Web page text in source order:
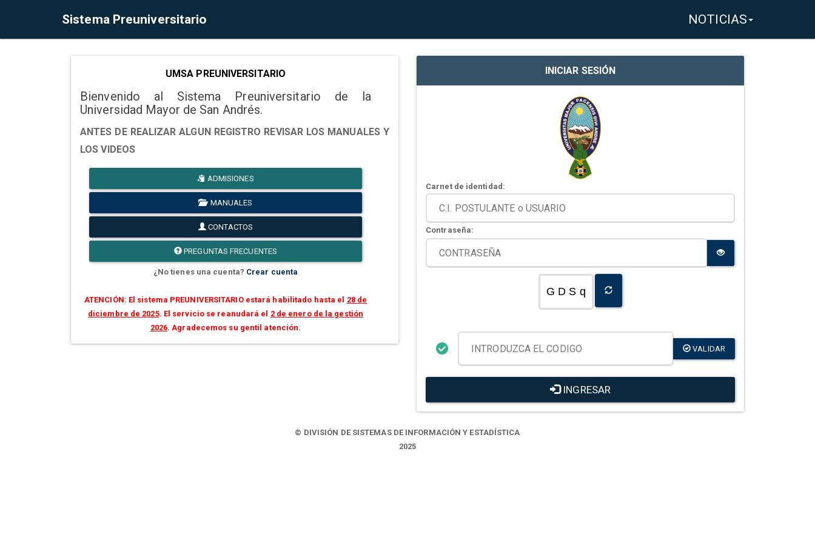
Sistema Preuniversitario NOTICIAS
UMSA PREUNIVERSITARIO
Bienvenido al Sistema Preuniversitario de la
Universidad Mayor de San Andrés.
ANTES DE REALIZAR ALGUN REGISTRO REVISAR LOS MANUALES Y
LOS VIDEOS
ADMISIONES
MANUALES
CONTACTOS
PREGUNTAS FRECUENTES
¿No tienes una cuenta? Crear cuenta
ATENCIÓN: El sistema PREUNIVERSITARIO estará habilitado hasta el 28 de
diciembre de 2025. El servicio se reanudará el 2 de enero de la gestión
2026. Agradecemos su gentil atención.
INICIAR SESIÓN
Carnet de identidad:
Contraseña:
G D S q
VALIDAR
INGRESAR
© DIVISIÓN DE SISTEMAS DE INFORMACIÓN Y ESTADÍSTICA
2025